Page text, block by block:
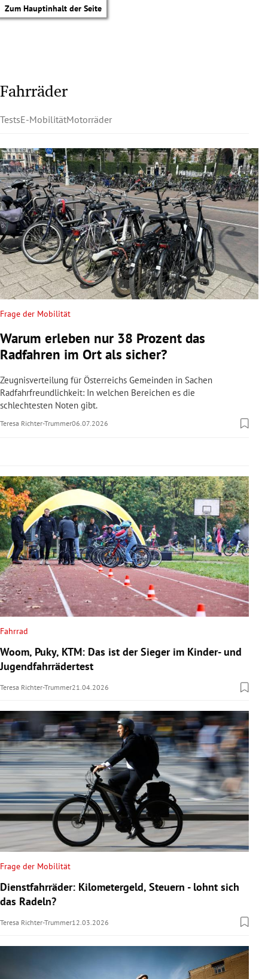
Zum Hauptinhalt der Seite
Untermenü
Untermenü
Untermenü
Untermenü
Untermenü
Untermenü
Untermenü
Untermenü
Fahrräder
TestsE-MobilitätMotorräder
Frage der Mobilität
Warum erleben nur 38 Prozent das
Radfahren im Ort als sicher?
Zeugnisverteilung für Österreichs Gemeinden in Sachen
Radfahrfreundlichkeit: In welchen Bereichen es die
schlechtesten Noten gibt.
Teresa Richter-Trummer06.07.2026
Fahrrad
Woom, Puky, KTM: Das ist der Sieger im Kinder- und
Jugendfahrrädertest
Teresa Richter-Trummer21.04.2026
Frage der Mobilität
Dienstfahrräder: Kilometergeld, Steuern - lohnt sich
das Radeln?
Teresa Richter-Trummer12.03.2026